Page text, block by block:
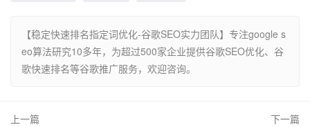
【稳定快速排名指定词优化-谷歌SEO实力团队】专注google s
eo算法研究10多年，为超过500家企业提供谷歌SEO优化、谷
歌快速排名等谷歌推广服务，欢迎咨询。
上一篇
下一篇